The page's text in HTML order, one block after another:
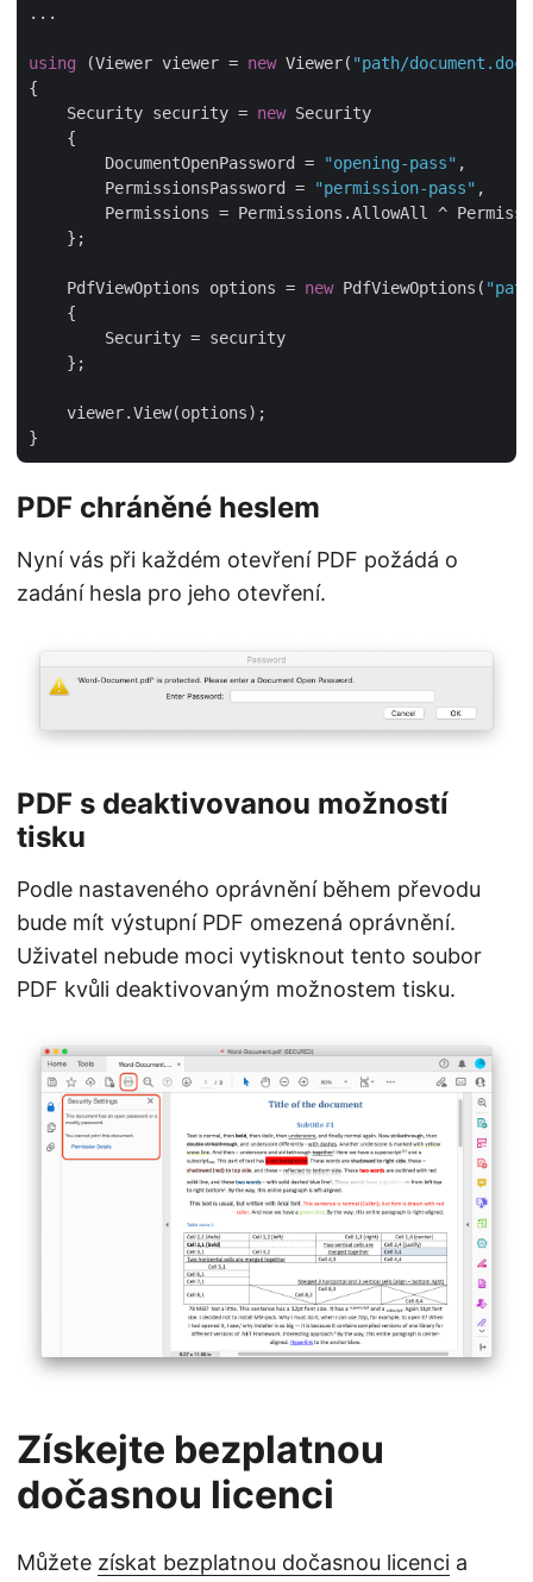
...
using (Viewer viewer = new Viewer( "path/
{
    Security security =
new Security
    {
        DocumentOpenPassword =
"opening-pass" ,
        PermissionsPassword =
"permission-pass" ,
Permissions = Permissions.AllowAll ^
    };
    PdfViewOptions options =
new PdfViewOptions(
    {
        Security = security
    };
    viewer.View(options);
PDF chráněné heslem
Nyní vás při každém otevření PDF požádá o
zadání hesla pro jeho otevření.
PDF s deaktivovanou možností
tisku
Podle nastaveného oprávnění během převodu
bude mít výstupní PDF omezená oprávnění.
Uživatel nebude moci vytisknout tento soubor
PDF kvůli deaktivovaným možnostem tisku.
Získejte bezplatnou
dočasnou licenci
Můžete získat bezplatnou dočasnou licenci a